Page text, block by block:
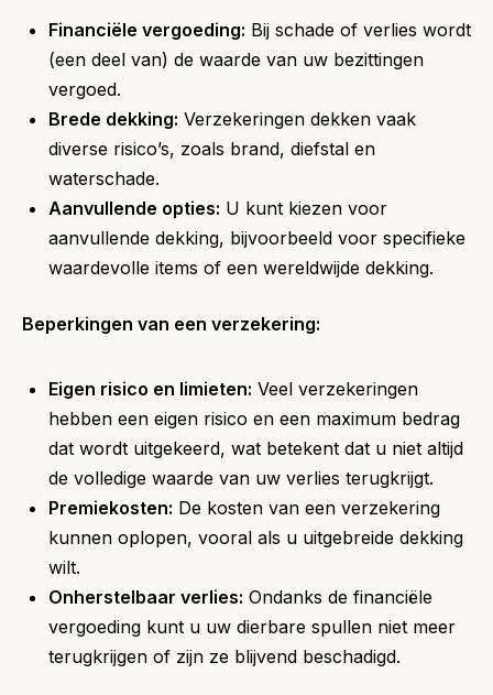
Financiële vergoeding: Bij schade of verlies wordt
(een deel van) de waarde van uw bezittingen
vergoed.
Brede dekking: Verzekeringen dekken vaak
diverse risico’s, zoals brand, diefstal en
waterschade.
Aanvullende opties: U kunt kiezen voor
aanvullende dekking, bijvoorbeeld voor specifieke
waardevolle items of een wereldwijde dekking.
Beperkingen van een verzekering:
Eigen risico en limieten: Veel verzekeringen
hebben een eigen risico en een maximum bedrag
dat wordt uitgekeerd, wat betekent dat u niet altijd
de volledige waarde van uw verlies terugkrijgt.
Premiekosten: De kosten van een verzekering
kunnen oplopen, vooral als u uitgebreide dekking
wilt.
Onherstelbaar verlies: Ondanks de financiële
vergoeding kunt u uw dierbare spullen niet meer
terugkrijgen of zijn ze blijvend beschadigd.